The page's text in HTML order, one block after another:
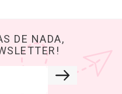
DE NADA,